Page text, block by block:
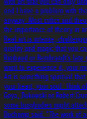
and I have a problem with
anyway. Most critics and
the importance of theory in
Real art is intense,
quality and magic that you
Rimbaud or Rembrandt's
want to experience it, your
Art is something spiritual
your heart, your soul. Think
Goya, Bukowski or Robert
some busybodies might
Duchamp said: "The work